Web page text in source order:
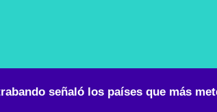
señaló los países que más